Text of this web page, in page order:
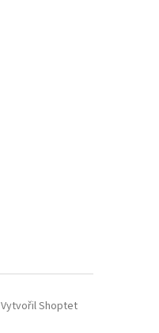
Vytvořil Shoptet